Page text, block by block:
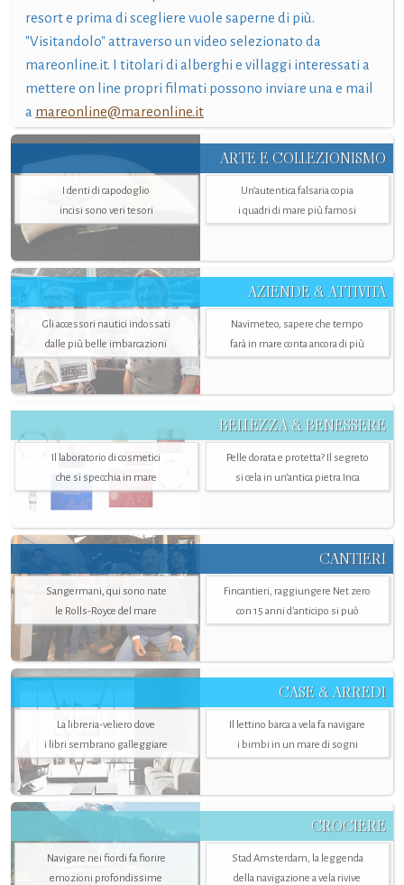
resort e prima di scegliere vuole saperne di più.
"Visitandolo" attraverso un video selezionato da
mareonline.it. I titolari di alberghi e villaggi interessati a
mettere on line propri filmati possono inviare una e mail
a mareonline@mareonline.it
ARTE E COLLEZIONISMO
I denti di capodoglio
incisi sono veri tesori
Un’autentica falsaria copia
i quadri di mare più famosi
AZIENDE & ATTIVITÀ
Gli accessori nautici indossati
dalle più belle imbarcazioni
Navimeteo, sapere che tempo
farà in mare conta ancora di più
BELLEZZA & BENESSERE
Il laboratorio di cosmetici
che si specchia in mare
Pelle dorata e protetta? Il segreto
si cela in un’antica pietra Inca
CANTIERI
Sangermani, qui sono nate
le Rolls-Royce del mare
Fincantieri, raggiungere Net zero
con 15 anni d'anticipo si può
CASE & ARREDI
La libreria-veliero dove
i libri sembrano galleggiare
Il lettino barca a vela fa navigare
i bimbi in un mare di sogni
CROCIERE
Navigare nei fiordi fa fiorire
emozioni profondissime
Stad Amsterdam, la leggenda
della navigazione a vela rivive